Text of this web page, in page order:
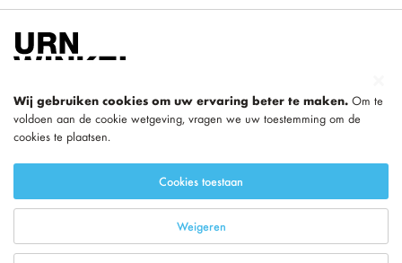
Wij gebruiken cookies om uw ervaring beter te maken. Om te
voldoen aan de cookie wetgeving, vragen we uw toestemming om de
cookies te plaatsen.
Cookies toestaan
Weigeren